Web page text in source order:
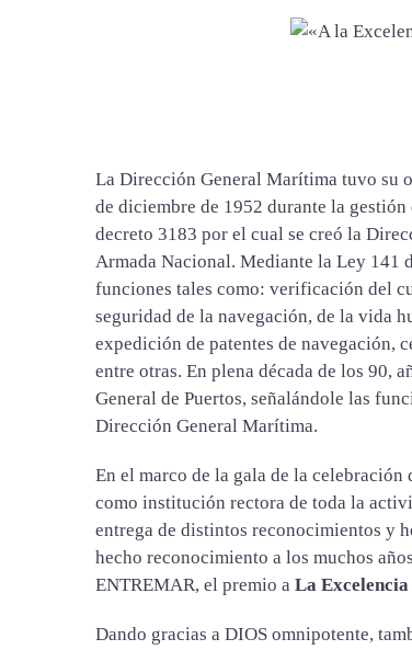
La Dirección General Marítima tuvo su
de diciembre de 1952 durante la
decreto 3183 por el cual se creó la
Armada Nacional. Mediante la Ley 141
funciones tales como: verificación del
seguridad de la navegación, de la vida
expedición de patentes de navegación,
entre otras. En plena década de los 90,
General de Puertos, señalándole las
Dirección General Marítima.
En el marco de la gala de la
como institución rectora de toda la
entrega de distintos reconocimientos y
hecho reconocimiento a los muchos
ENTREMAR, el premio a La Excelencia
Dando gracias a DIOS omnipotente,